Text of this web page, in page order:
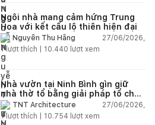
Ngôi nhà mang cảm hứng Trung
Hoa với kết cấu lộ thiên hiện đại
Nguyễn Thu Hằng
27/06/2026,
1lượt thích | 10.440 lượt xem
Nhà vườn tại Ninh Bình gìn giữ
nhà thờ tổ bằng giải pháp tổ chức
lại không gian
TNT Architecture
27/06/2026,
1lượt thích | 10.754 lượt xem